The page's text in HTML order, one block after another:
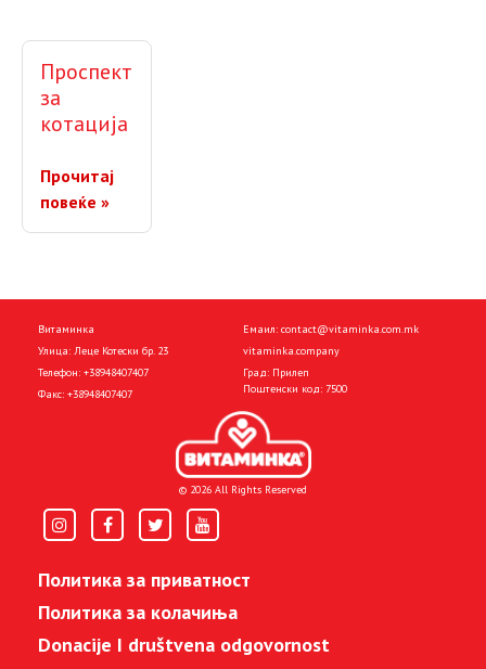
Проспект
за
котација
Прочитај
повеќе »
Витаминка
Улица: Леце Котески бр. 23
Телефон: +38948407407
Факс: +38948407407
Емаил: contact@vitaminka.com.mk
vitaminka.company
Град: Прилеп
Поштенски код: 7500
© 2026 All Rights Reserved
Политика за приватност
Политика за колачиња
Donacije I društvena odgovornost